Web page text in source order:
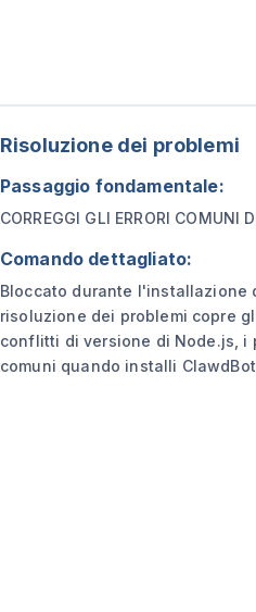
Risoluzione dei problemi
Passaggio fondamentale:
CORREGGI GLI ERRORI COMUNI
Comando dettagliato:
Bloccato durante l'installazione
risoluzione dei problemi copre
conflitti di versione di Node.js, i
comuni quando installi